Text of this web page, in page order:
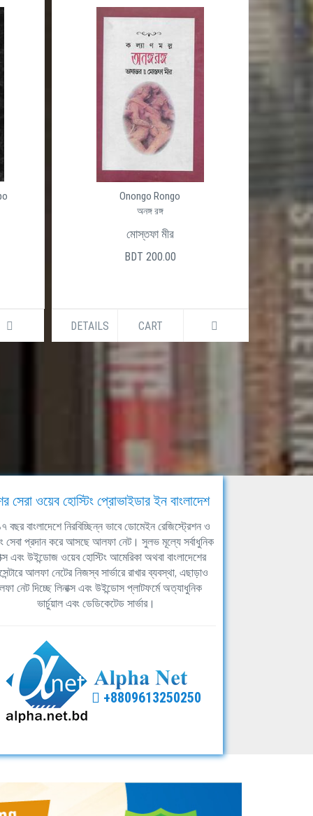
Onongo Rongo
অনঙ্গ রঙ্গ
মোস্তফা মীর
BDT 200.00
DETAILS CART DETAILS
সেরা ওয়েব হোস্টিং প্রোভাইডার ইন বাংলাদেশ
বছর বাংলাদেশে নিরবিচ্ছিন্ন ভাবে ডোমেইন রেজিস্ট্রেশন ও
সেবা প্রদান করে আসছে আলফা নেট। সুলভ মূল্যে সর্বাধুনিক
এবং উইন্ডোজ ওয়েব হোস্টিং আমেরিকা অথবা বাংলাদেশের
আলফা নেটের নিজস্ব সার্ভারে রাখার ব্যবস্থা, এছাড়াও
নেট দিচ্ছে লিনাক্স এবং উইন্ডোস প্লাটফর্মে অত্যাধুনিক
ভার্চুয়াল এবং ডেডিকেটেড সার্ভার।
+8809613250250